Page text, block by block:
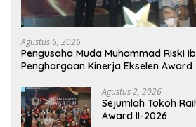
Agustus 6, 2026
Pengusaha Muda Muhammad Riski
Penghargaan Kinerja Ekselen Award
Agustus 2, 2026
Sejumlah Tokoh
Award II-2026